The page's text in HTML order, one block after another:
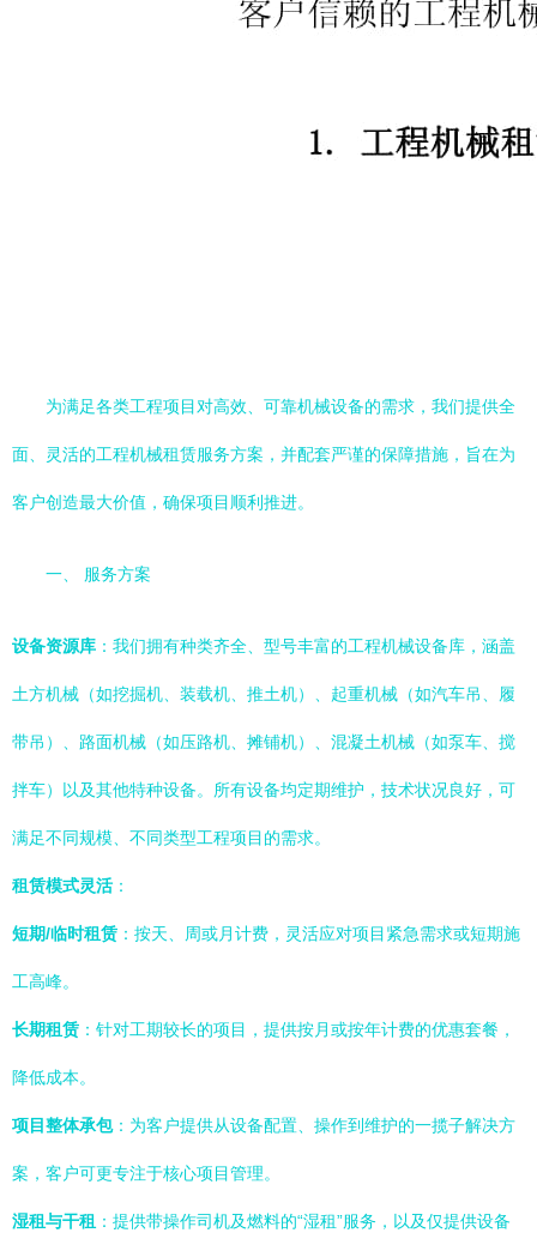
为满足各类工程项目对高效、可靠机械设备的需求，我们提供全
面、灵活的工程机械租赁服务方案，并配套严谨的保障措施，旨在为
客户创造最大价值，确保项目顺利推进。
一、 服务方案
设备资源库 ：我们拥有种类齐全、型号丰富的工程机械设备库，涵盖
土方机械（如挖掘机、装载机、推土机）、起重机械（如汽车吊、履
带吊）、路面机械（如压路机、摊铺机）、混凝土机械（如泵车、搅
拌车）以及其他特种设备。所有设备均定期维护，技术状况良好，可
满足不同规模、不同类型工程项目的需求。
租赁模式灵活 ：
短期/临时租赁 ：按天、周或月计费，灵活应对项目紧急需求或短期施
工高峰。
长期租赁 ：针对工期较长的项目，提供按月或按年计费的优惠套餐，
降低成本。
项目整体承包：为客户提供从设备配置、操作到维护的一揽子解决方
案，客户可更专注于核心项目管理。
湿租与干租 ：提供带操作司机及燃料的“湿租”服务，以及仅提供设备